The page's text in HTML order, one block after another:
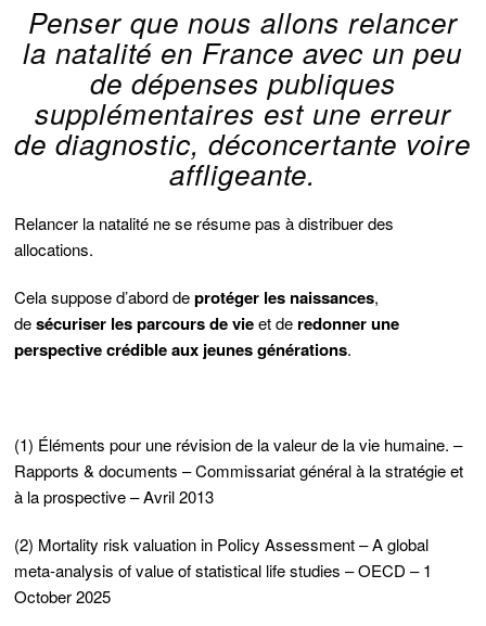
Penser que nous allons relancer
la natalité en France avec un peu
de dépenses publiques
supplémentaires est une erreur
de diagnostic, déconcertante voire
affligeante.
Relancer la natalité ne se résume pas à distribuer des
allocations.
Cela suppose d’abord deprotéger les naissances,
desécuriser les parcours de vieet de redonner une
perspective crédible aux jeunes générations.
(1) Éléments pour une révision de la valeur de la vie humaine. –
Rapports & documents – Commissariat général à la stratégie et
à la prospective – Avril 2013
(2) Mortality risk valuation in Policy Assessment – A global
meta-analysis of value of statistical life studies – OECD – 1
October 2025